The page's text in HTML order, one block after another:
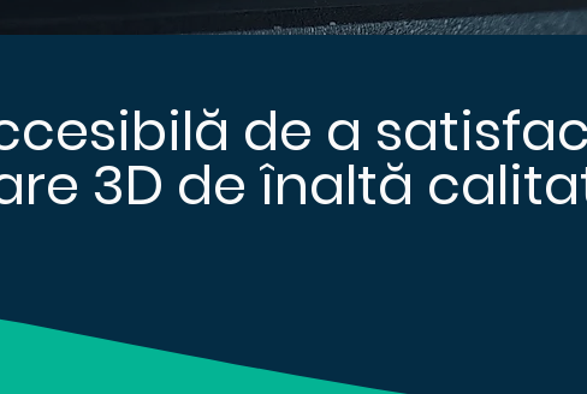
de a
3D de înaltă